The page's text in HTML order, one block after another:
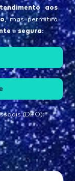
aos
, mas permitirá
esegura:
(DPO):